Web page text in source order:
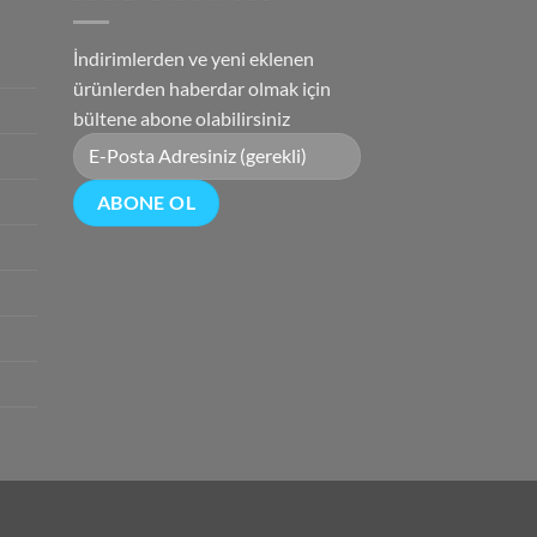
İndirimlerden ve yeni eklenen
ürünlerden haberdar olmak için
bültene abone olabilirsiniz